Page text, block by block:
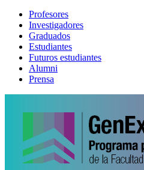
Profesores
Investigadores
Graduados
Estudiantes
Futuros estudiantes
Alumni
Prensa